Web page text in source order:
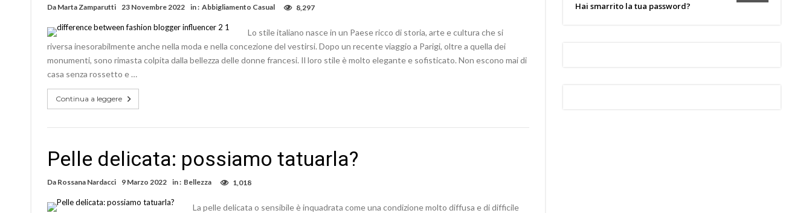
Da Marta Zamparutti 23 Novembre 2022 in : Abbigliamento Casual 8,297
Lo stile italiano nasce in un Paese ricco di storia, arte e cultura che si
riversa inesorabilmente anche nella moda e nella concezione del vestirsi. Dopo un recente viaggio a Parigi, oltre a quella dei
monumenti, sono rimasta colpita dalla bellezza delle donne francesi. Il loro stile è molto elegante e sofisticato. Non escono mai di
casa senza rossetto e …
Continua a leggere
Pelle delicata: possiamo tatuarla?
Da Rossana Nardacci 9 Marzo 2022 in : Bellezza 1,018
La pelle delicata o sensibile è inquadrata come una condizione molto diffusa e di difficile
Hai smarrito la tua password?